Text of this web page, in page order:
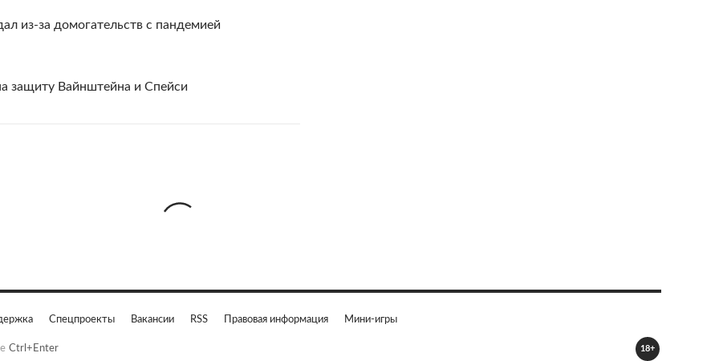
из-за домогательств с пандемией
защиту Вайнштейна и Спейси
Спецпроекты Вакансии RSS Правовая информация Мини-игры
Ctrl+Enter 18+